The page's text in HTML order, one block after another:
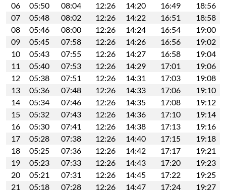
06
05:50 08:04 12:26 14:20 16:49
18:56
07
05:48 08:02 12:26 14:22 16:51
18:58
08
05:46 08:00 12:26 14:24 16:54
19:00
09
05:45 07:58 12:26 14:26 16:56
19:02
10
05:43 07:55 12:26 14:27 16:58
19:04
11
05:40 07:53 12:26 14:29 17:01
19:06
12
05:38 07:51 12:26 14:31 17:03
19:08
13
05:36 07:48 12:26 14:33 17:06
19:10
14
05:34 07:46 12:26 14:35 17:08
19:12
15
05:32 07:43 12:26 14:36 17:10
19:14
16
05:30 07:41 12:26 14:38 17:13
19:16
17
05:28 07:38 12:26 14:40 17:15
19:18
18
05:25 07:36 12:26 14:42 17:17
19:21
19
05:23 07:33 12:26 14:43 17:20
19:23
20
05:21 07:31 12:26 14:45 17:22
19:25
21
05:18 07:28 12:26 14:47 17:24
19:27